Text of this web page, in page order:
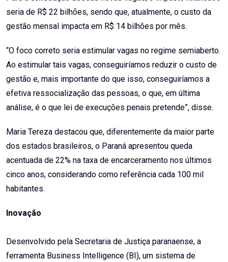
seria de R$ 22 bilhões, sendo que, atualmente, o custo da
gestão mensal impacta em R$ 14 bilhões por mês.
“O foco correto seria estimular vagas no regime semiaberto.
Ao estimular tais vagas, conseguiríamos reduzir o custo de
gestão e, mais importante do que isso, conseguiríamos a
efetiva ressocialização das pessoas, o que, em última
análise, é o que lei de execuções penais pretende”, disse.
Maria Tereza destacou que, diferentemente da maior parte
dos estados brasileiros, o Paraná apresentou queda
acentuada de 22% na taxa de encarceramento nos últimos
cinco anos, considerando como referência cada 100 mil
habitantes.
Inovação
Desenvolvido pela Secretaria de Justiça paranaense, a
ferramenta Business Intelligence (BI), um sistema de